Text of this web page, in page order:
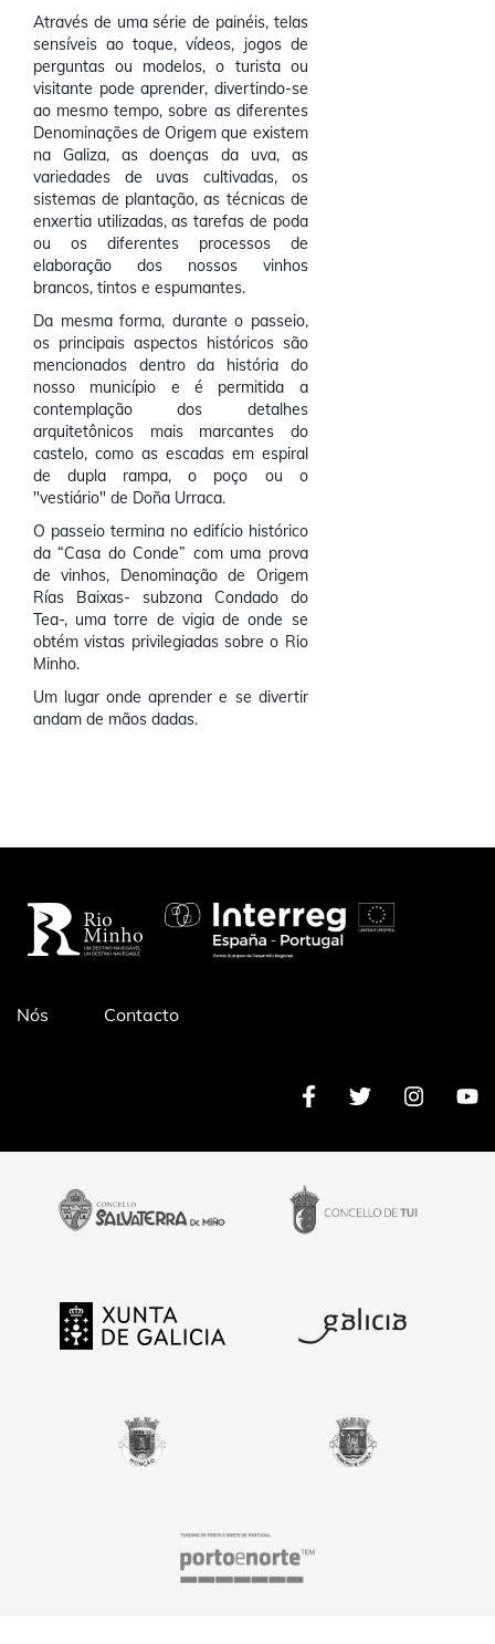
Através de uma série de painéis, telas
sensíveis ao toque, vídeos, jogos de
perguntas ou modelos, o turista ou
visitante pode aprender, divertindo-se
ao mesmo tempo, sobre as diferentes
Denominações de Origem que existem
na Galiza, as doenças da uva, as
variedades de uvas cultivadas, os
sistemas de plantação, as técnicas de
enxertia utilizadas, as tarefas de poda
ou os diferentes processos de
elaboração dos nossos vinhos
brancos, tintos e espumantes.
Da mesma forma, durante o passeio,
os principais aspectos históricos são
mencionados dentro da história do
nosso município e é permitida a
contemplação dos detalhes
arquitetônicos mais marcantes do
castelo, como as escadas em espiral
de dupla rampa, o poço ou o
"vestiário" de Doña Urraca.
O passeio termina no edifício histórico
da “Casa do Conde” com uma prova
de vinhos, Denominação de Origem
Rías Baixas- subzona Condado do
Tea-, uma torre de vigia de onde se
obtém vistas privilegiadas sobre o Rio
Minho.
Um lugar onde aprender e se divertir
andam de mãos dadas.
Pé
Nós Contacto